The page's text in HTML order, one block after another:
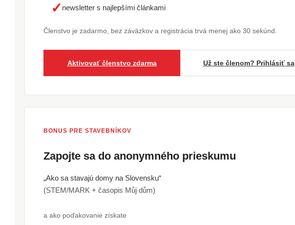
✓ newsletter s najlepšími článkami
Členstvo je zadarmo, bez záväzkov a registrácia trvá menej ako 30 sekúnd.
Aktivovať členstvo zdarma Už ste členom? Prihlásiť sa
BONUS PRE STAVEBNÍKOV
Zapojte sa do anonymného prieskumu
„Ako sa stavajú domy na Slovensku“
(STEM/MARK + časopis Můj dům)
a ako poďakovanie získate